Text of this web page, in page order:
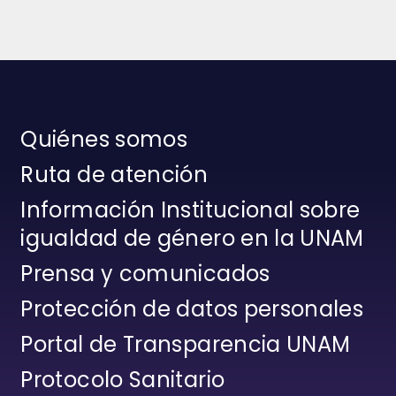
Quiénes somos
Ruta de atención
Información Institucional sobre
igualdad de género en la UNAM
Prensa y comunicados
Protección de datos personales
Portal de Transparencia UNAM
Protocolo Sanitario